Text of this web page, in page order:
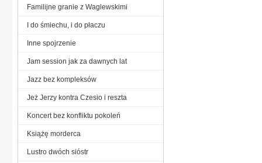
Familijne granie z Waglewskimi
I do śmiechu, i do płaczu
Inne spojrzenie
Jam session jak za dawnych lat
Jazz bez kompleksów
Jeż Jerzy kontra Czesio i reszta
Koncert bez konfliktu pokoleń
Książę morderca
Lustro dwóch sióstr